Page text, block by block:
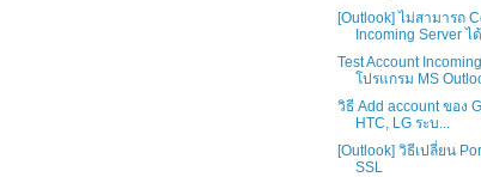
[Outlook] ไม่สามารถ
Incoming Server ได้
Test Account
โปรแกรม MS
วิธี Add account ของ
HTC, LG ระบ...
[Outlook] วิธีเปลี่ยน
SSL